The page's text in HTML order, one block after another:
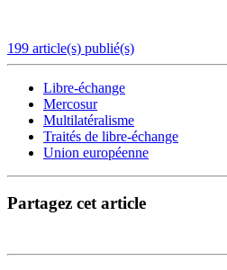
199 article(s) publié(s)
Libre-échange
Mercosur
Multilatéralisme
Traités de libre-échange
Union européenne
Partagez cet article